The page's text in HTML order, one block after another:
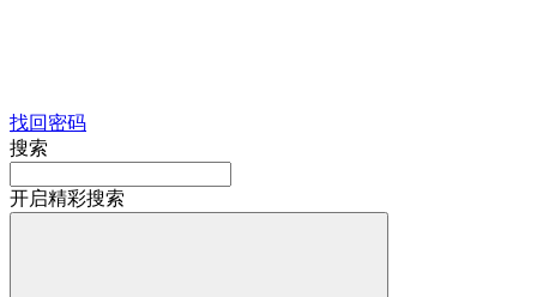
找回密码
搜索
开启精彩搜索